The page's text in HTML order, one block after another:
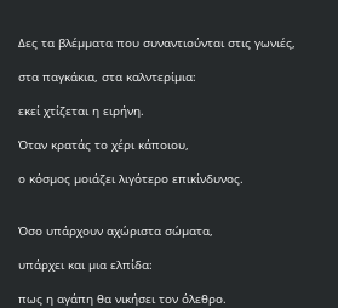
Δες τα βλέμματα που συναντιούνται στις γωνιές,
στα παγκάκια, στα καλντερίμια:
εκεί χτίζεται η ειρήνη.
Όταν κρατάς το χέρι κάποιου,
ο κόσμος μοιάζει λιγότερο επικίνδυνος.
Όσο υπάρχουν αχώριστα σώματα,
υπάρχει και μια ελπίδα:
πως η αγάπη θα νικήσει τον όλεθρο.